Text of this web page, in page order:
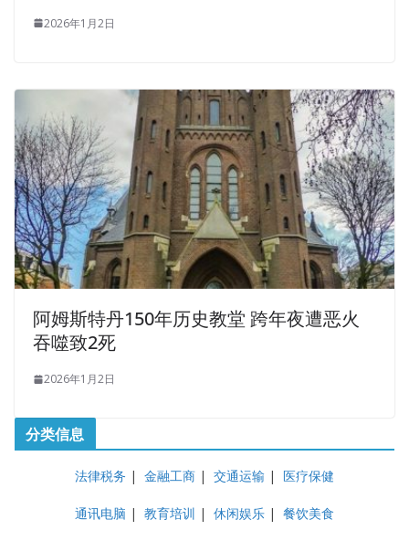
2026年1月2日
阿姆斯特丹150年历史教堂 跨年夜遭恶火
吞噬致2死
2026年1月2日
分类信息
法律税务 | 金融工商 | 交通运输 | 医疗保健
通讯电脑 | 教育培训 | 休闲娱乐 | 餐饮美食